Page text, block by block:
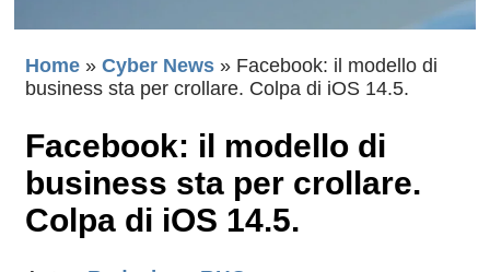
Home » Cyber News » Facebook: il modello di
business sta per crollare. Colpa di iOS 14.5.
Facebook: il modello di
business sta per crollare.
Colpa di iOS 14.5.